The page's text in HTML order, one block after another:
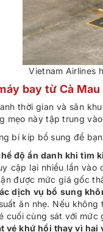
Vietnam Airlines
bay từ Cà
thời gian và săn
mẹo này tập trung
bí kíp bổ sung để
độ ẩn danh khi tìm
cập lại nhiều lần vào
được mức giá gốc
dịch vụ bổ sung
ăn nhẹ. Nếu
cuối cùng sát với mức
vé khứ hồi thay vì hai